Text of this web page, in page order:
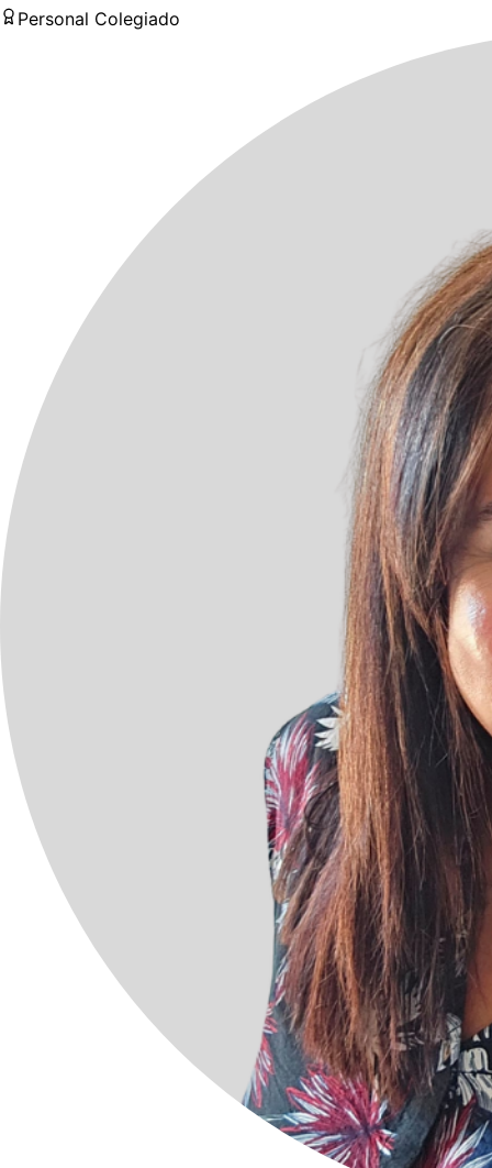
Personal Colegiado